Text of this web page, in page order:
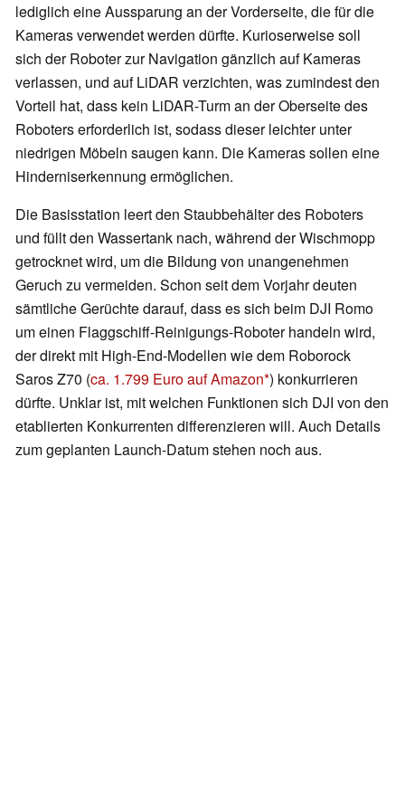
lediglich eine Aussparung an der Vorderseite, die für die
Kameras verwendet werden dürfte. Kurioserweise soll
sich der Roboter zur Navigation gänzlich auf Kameras
verlassen, und auf LiDAR verzichten, was zumindest den
Vorteil hat, dass kein LiDAR-Turm an der Oberseite des
Roboters erforderlich ist, sodass dieser leichter unter
niedrigen Möbeln saugen kann. Die Kameras sollen eine
Hinderniserkennung ermöglichen.
Die Basisstation leert den Staubbehälter des Roboters
und füllt den Wassertank nach, während der Wischmopp
getrocknet wird, um die Bildung von unangenehmen
Geruch zu vermeiden. Schon seit dem Vorjahr deuten
sämtliche Gerüchte darauf, dass es sich beim DJI Romo
um einen Flaggschiff-Reinigungs-Roboter handeln wird,
der direkt mit High-End-Modellen wie dem Roborock
Saros Z70 (ca. 1.799 Euro auf Amazon ) konkurrieren
dürfte. Unklar ist, mit welchen Funktionen sich DJI von den
etablierten Konkurrenten differenzieren will. Auch Details
zum geplanten Launch-Datum stehen noch aus.